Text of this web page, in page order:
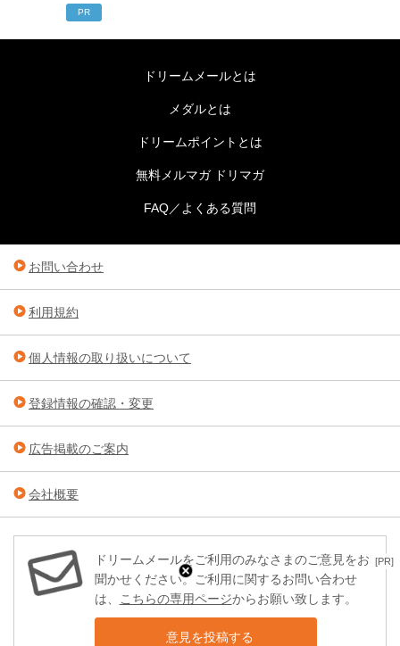
[PR]
PR
ドリームメールとは
メダルとは
ドリームポイントとは
無料メルマガ ドリマガ
FAQ／よくある質問
お問い合わせ
利用規約
個人情報の取り扱いについて
登録情報の確認・変更
広告掲載のご案内
会社概要
ドリームメールをご利用のみなさまのご意見をお
聞かせください。ご利用に関するお問い合わせ
は、
こちらの専用ページからお願い致します。
意見を投稿する